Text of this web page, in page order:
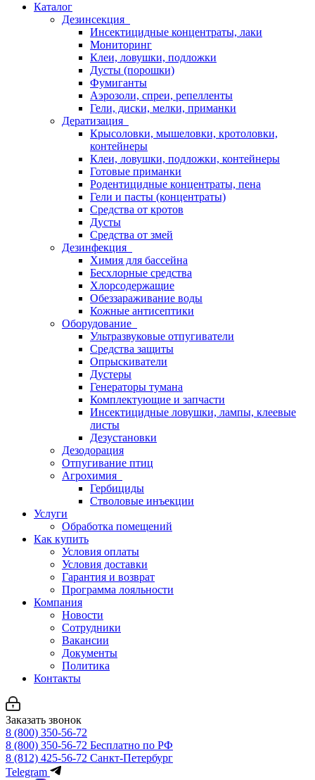
Каталог
Дезинсекция
Инсектицидные концентраты, лаки
Мониторинг
Клеи, ловушки, подложки
Дусты (порошки)
Фумиганты
Аэрозоли, спреи, репелленты
Гели, диски, мелки, приманки
Дератизация
Крысоловки, мышеловки, кротоловки,
контейнеры
Клеи, ловушки, подложки, контейнеры
Готовые приманки
Родентицидные концентраты, пена
Гели и пасты (концентраты)
Средства от кротов
Дусты
Средства от змей
Дезинфекция
Химия для бассейна
Бесхлорные средства
Хлорсодержащие
Обеззараживание воды
Кожные антисептики
Оборудование
Ультразвуковые отпугиватели
Средства защиты
Опрыскиватели
Дустеры
Генераторы тумана
Комплектующие и запчасти
Инсектицидные ловушки, лампы, клеевые
листы
Дезустановки
Дезодорация
Отпугивание птиц
Агрохимия
Гербициды
Стволовые инъекции
Услуги
Обработка помещений
Как купить
Условия оплаты
Условия доставки
Гарантия и возврат
Программа лояльности
Компания
Новости
Сотрудники
Вакансии
Документы
Политика
Контакты
Заказать звонок
8 (800) 350-56-72
8 (800) 350-56-72 Бесплатно по РФ
8 (812) 425-56-72 Санкт-Петербург
Telegram